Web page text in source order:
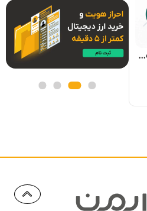
همه چیز درباره نرخ بازگشت سرمایه و نحوه محاسبه آن